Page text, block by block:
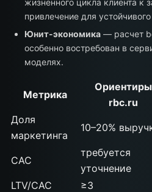
жизненного цикла клиента к
привлечение для
Юнит-экономика — расчет
особенно востребован в
моделях.
Метрика
Ориентиры
rbc.ru
Доля
маркетинга
10–20%
CAC
требуется
уточнение
LTV/CAC ≥3